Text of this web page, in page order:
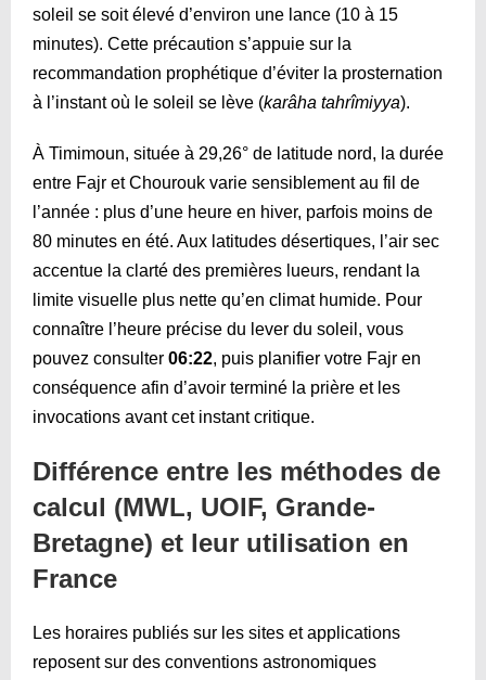
soleil se soit élevé d’environ une lance (10 à 15
minutes). Cette précaution s’appuie sur la
recommandation prophétique d’éviter la prosternation
à l’instant où le soleil se lève (karâha tahrîmiyya).
À Timimoun, située à 29,26° de latitude nord, la durée
entre Fajr et Chourouk varie sensiblement au fil de
l’année : plus d’une heure en hiver, parfois moins de
80 minutes en été. Aux latitudes désertiques, l’air sec
accentue la clarté des premières lueurs, rendant la
limite visuelle plus nette qu’en climat humide. Pour
connaître l’heure précise du lever du soleil, vous
pouvez consulter 06:22, puis planifier votre Fajr en
conséquence afin d’avoir terminé la prière et les
invocations avant cet instant critique.
Différence entre les méthodes de
calcul (MWL, UOIF, Grande-
Bretagne) et leur utilisation en
France
Les horaires publiés sur les sites et applications
reposent sur des conventions astronomiques